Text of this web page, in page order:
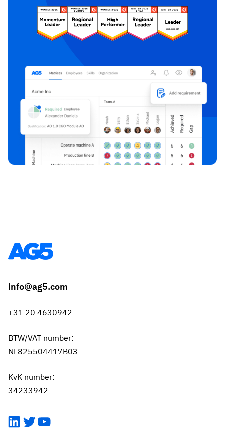
info@ag5.com
+31 20 4630942
BTW/VAT number:
NL825504417B03
KvK number:
34233942
LinkedIn
TwitterYouTube